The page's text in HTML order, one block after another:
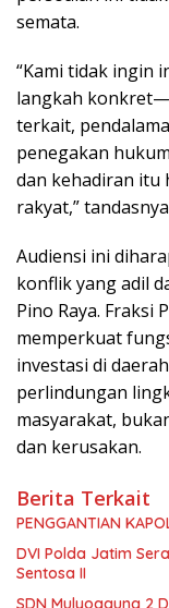
semata.
“Kami tidak ingin
langkah
terkait,
penegakan
dan kehadiran itu
rakyat,”
Audiensi ini
konflik yang adil
Pino Raya. Fraksi
memperkuat
investasi di
perlindungan
masyarakat,
dan kerusakan.
Berita Terkait
DVI Polda Jatim
Sentosa II
SDN Mulyoagung 2